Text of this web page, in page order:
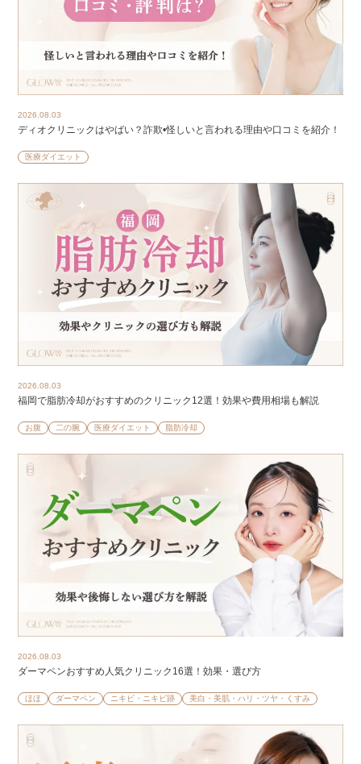
2026.08.03
ディオクリニックはやばい？詐欺•怪しいと言われる理由や口コミを紹介！
医療ダイエット
2026.08.03
福岡で脂肪冷却がおすすめのクリニック12選！効果や費用相場も解説
お腹 二の腕 医療ダイエット 脂肪冷却
2026.08.03
ダーマペンおすすめ人気クリニック16選！効果・選び方
ほほ ダーマペン ニキビ・ニキビ跡 美白・美肌・ハリ・ツヤ・くすみ